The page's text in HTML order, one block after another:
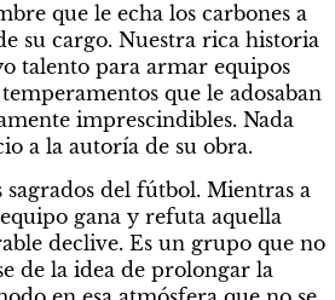
que le echa los carbones a
su cargo. Nuestra rica historia
talento para armar equipos
que le adosaban
imprescindibles. Nada
a la autoría de su obra.
del fútbol. Mientras a
gana y refuta aquella
declive. Es un grupo que no
de la idea de prolongar la